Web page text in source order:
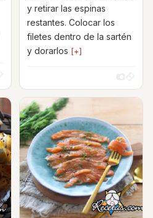
y retirar las espinas
restantes. Colocar los
filetes dentro de la sartén
y dorarlos [+]